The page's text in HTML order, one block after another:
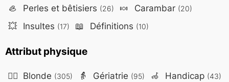
🦪 Perles et bêtisiers (26) 🍬 Carambar (20)
💥 Insultes (17) 📖 Définitions (10)
Attribut physique
👱‍♀️ Blonde (305) 👵 Gériatrie (95) 🦽 Handicap (43)